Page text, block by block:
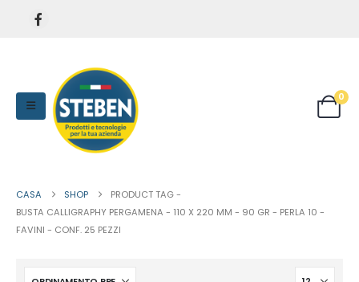
0
CASA SHOP
PRODUCT TAG -
BUSTA CALLIGRAPHY PERGAMENA - 110 X 220 MM - 90 GR - PERLA 10 -
FAVINI - CONF. 25 PEZZI